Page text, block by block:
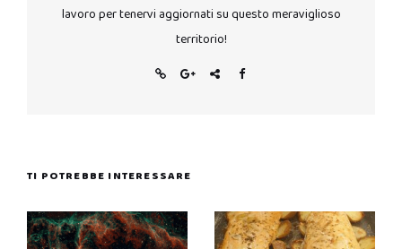
lavoro per tenervi aggiornati su questo meraviglioso
territorio!
TI POTREBBE INTERESSARE